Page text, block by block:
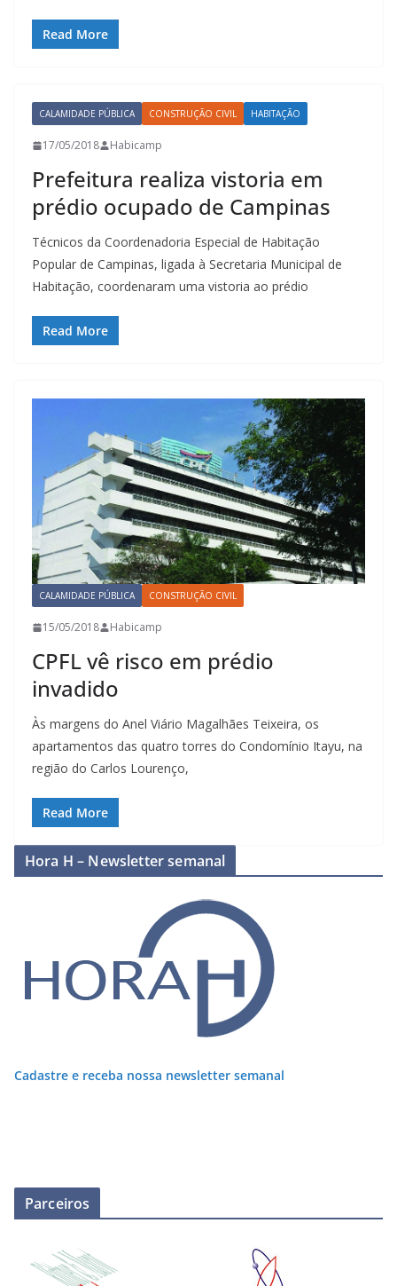
Read More
CALAMIDADE PÚBLICA CONSTRUÇÃO CIVIL HABITAÇÃO
17/05/2018 Habicamp
Prefeitura realiza vistoria em
prédio ocupado de Campinas
Técnicos da Coordenadoria Especial de Habitação
Popular de Campinas, ligada à Secretaria Municipal de
Habitação, coordenaram uma vistoria ao prédio
Read More
CALAMIDADE PÚBLICA CONSTRUÇÃO CIVIL
15/05/2018 Habicamp
CPFL vê risco em prédio
invadido
Às margens do Anel Viário Magalhães Teixeira, os
apartamentos das quatro torres do Condomínio Itayu, na
região do Carlos Lourenço,
Read More
Hora H – Newsletter semanal
Cadastre e receba nossa newsletter semanal
Parceiros